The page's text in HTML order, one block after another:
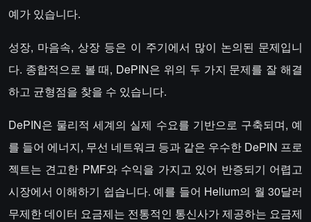
예가 있습니다.
성장, 마음속, 상장 등은 이 주기에서 많이 논의된 문제입니
다. 종합적으로 볼 때, DePIN은 위의 두 가지 문제를 잘 해결
하고 균형점을 찾을 수 있습니다.
DePIN은 물리적 세계의 실제 수요를 기반으로 구축되며, 예
를 들어 에너지, 무선 네트워크 등과 같은 우수한 DePIN 프로
젝트는 견고한 PMF와 수익을 가지고 있어 반증되기 어렵고
시장에서 이해하기 쉽습니다. 예를 들어 Helium의 월 30달러
무제한 데이터 요금제는 전통적인 통신사가 제공하는 요금제